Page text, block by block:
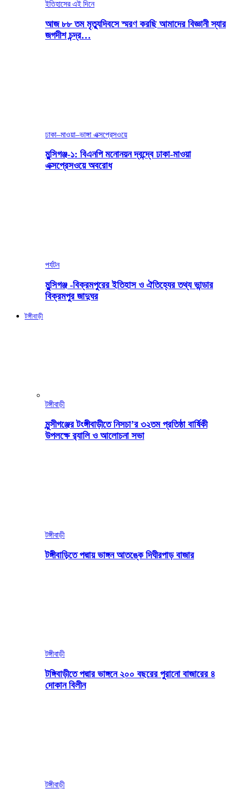
ইতিহাসের এই দিনে
আজ ৮৮ তম মৃত্যুদিবসে স্মরণ করছি আমাদের বিজ্ঞানী স্যার
জগদীশ চন্দ্র…
ঢাকা–মাওয়া–ভাঙ্গা এক্সপ্রেসওয়ে
মুন্সিগঞ্জ-১: বিএনপি মনোনয়ন দ্বন্দ্বে ঢাকা-মাওয়া
এক্সপ্রেসওয়ে অবরোধ
পর্যটন
মুন্সিগঞ্জ -বিক্রমপুরের ইতিহাস ও ঐতিহ্যের তথ্য ভান্ডার
বিক্রমপুর জাদুঘর
টঙ্গীবাড়ী
টঙ্গীবাড়ী
মুন্সীগঞ্জের টংঙ্গীবাড়ীতে নিসচা’র ৩২তম প্রতিষ্ঠা বার্ষিকী
উপলক্ষে র‍্যালি ও আলোচনা সভা
টঙ্গীবাড়ী
টঙ্গীবাড়িতে পদ্মায় ভাঙ্গন আতঙ্কে দিঘীরপাড় বাজার
টঙ্গীবাড়ী
টঙ্গিবাড়ীতে পদ্মার ভাঙ্গনে ২০০ বছরের পুরানো বাজারের ৪
দোকান বিলীন
টঙ্গীবাড়ী